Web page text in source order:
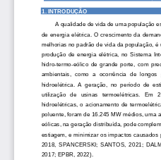
1. INTRODUÇÃO
A qualidade de vida de uma população
de energia elétrica. O crescimento da
melhorias no padrão de vida da população ,
produção  de  energia  elétrica,  no  Sistema
hidro -termo eólico  de  grande  porte,  com
ambientais,  como  a  ocorrência  de  longos
hidroelétrica. A geração ,  no  período  de
utilização   de   usinas   termoelétricas.
Em
hidroelétricas,  o  acionamento  de
poluente, foram de 16.245 MW médios, uma
eólicas, na geração distribuída, pode
estiagem e minimizar os impactos causados
2018 ,  SPANCERSKI;  SANTOS,  2021 ;
2017; EPBR, 2022).